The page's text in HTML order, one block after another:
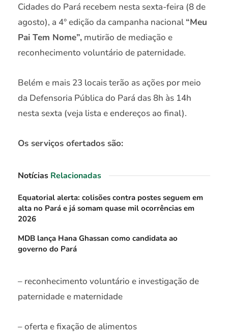
Cidades do Pará recebem nesta sexta-feira (8 de
agosto), a 4° edição da campanha nacional “Meu
Pai Tem Nome”, mutirão de mediação e
reconhecimento voluntário de paternidade.
Belém e mais 23 locais terão as ações por meio
da Defensoria Pública do Pará das 8h às 14h
nesta sexta (veja lista e endereços ao final).
Os serviços ofertados são:
Notícias Relacionadas
Equatorial alerta: colisões contra postes seguem em
alta no Pará e já somam quase mil ocorrências em
2026
MDB lança Hana Ghassan como candidata ao
governo do Pará
– reconhecimento voluntário e investigação de
paternidade e maternidade
– oferta e fixação de alimentos